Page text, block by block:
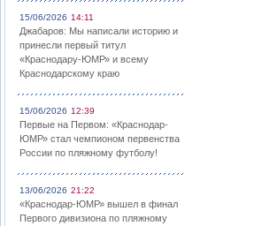
15/06/2026 14:11
Джабаров: Мы написали историю и
принесли первый титул
«Краснодару-ЮМР» и всему
Краснодарскому краю
15/06/2026 12:39
Первые на Первом: «Краснодар-
ЮМР» стал чемпионом первенства
России по пляжному футболу!
13/06/2026 21:22
«Краснодар-ЮМР» вышел в финал
Первого дивизиона по пляжному